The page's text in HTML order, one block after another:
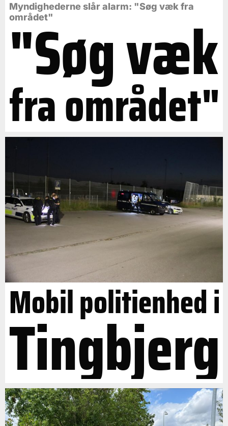
Myndighederne slår alarm: "Søg væk fra
området"
"Søg væk
fra området"
Mobil politienhed i
Tingbjerg